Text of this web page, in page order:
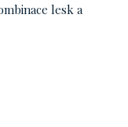
lesk a